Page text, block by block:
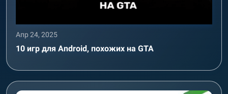
Апр 24, 2025
10 игр для Android, похожих на GTA